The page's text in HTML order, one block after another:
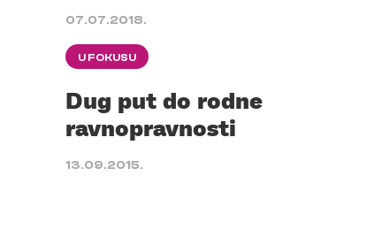
07.07.2018.
U FOKUSU
Dug put do rodne
ravnopravnosti
13.09.2015.